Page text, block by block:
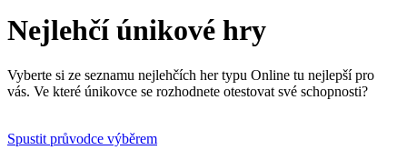
Nejlehčí únikové hry
Vyberte si ze seznamu nejlehčích her typu Online tu nejlepší pro
vás. Ve které únikovce se rozhodnete otestovat své schopnosti?
Spustit průvodce výběrem